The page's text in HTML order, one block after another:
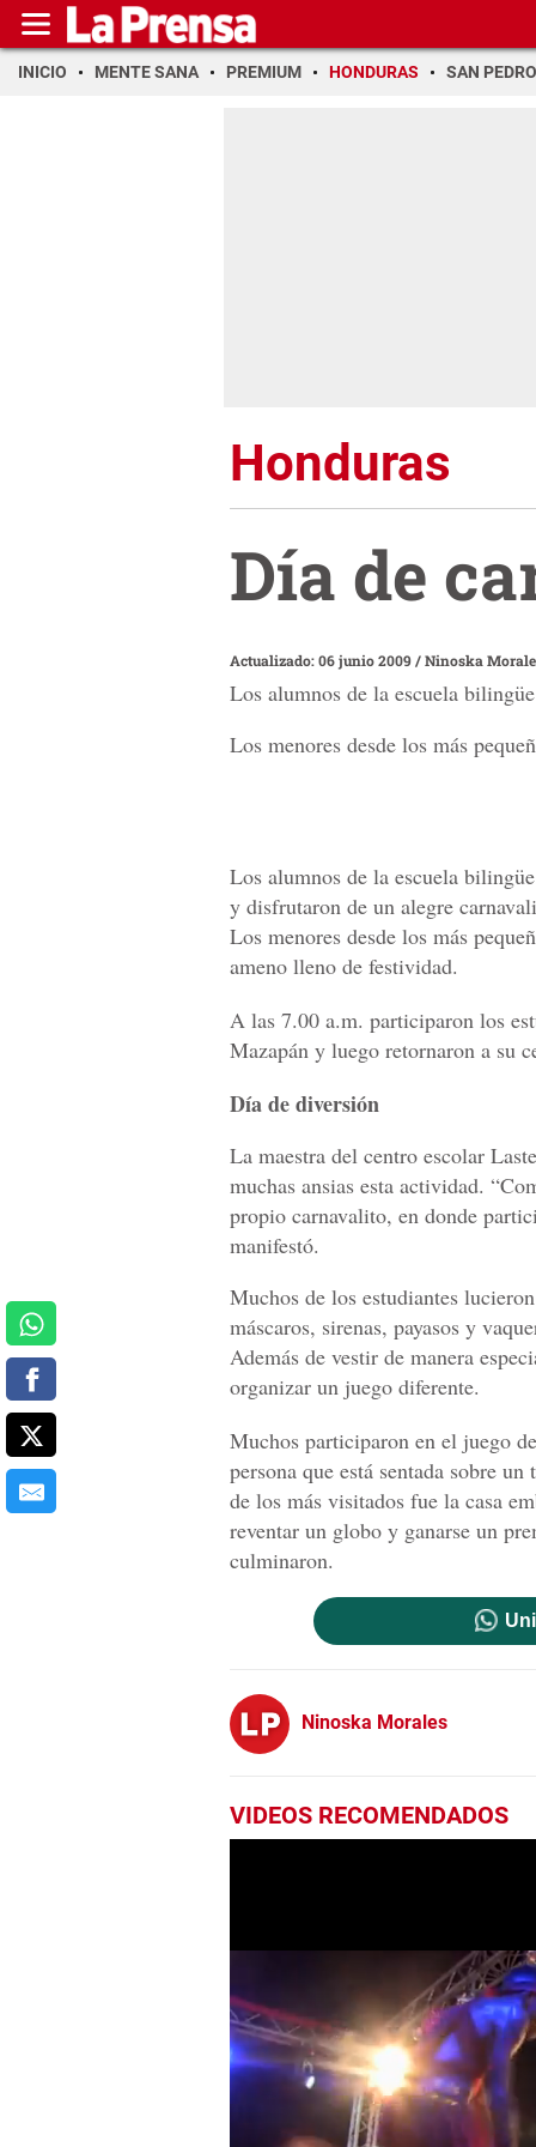
INICIO MENTE SANA PREMIUM HONDURAS SAN PEDRO
Honduras
Día de
Actualizado: 06 junio 2009/Ninoska
Los alumnos de la escuela
Los menores desde los más
Los alumnos de la escuela
y disfrutaron de un alegre
Los menores desde los más
ameno lleno de festividad.
A las 7.00 a.m. participaron los
Mazapán y luego retornaron a su
Día de diversión
La maestra del centro escolar
muchas ansias esta actividad.
propio carnavalito, en donde
manifestó.
Muchos de los estudiantes
máscaros, sirenas, payasos y
Además de vestir de manera
organizar un juego diferente.
Muchos participaron en el juego
persona que está sentada sobre
de los más visitados fue la casa
reventar un globo y ganarse un
culminaron.
Ninoska Morales
VIDEOS RECOMENDADOS